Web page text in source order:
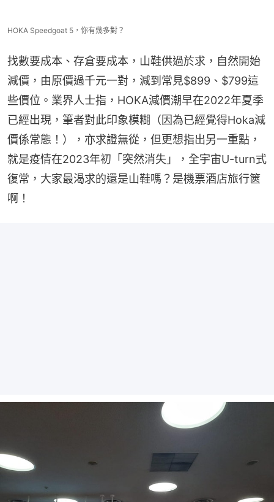
HOKA Speedgoat 5，你有幾多對？
找數要成本、存倉要成本，山鞋供過於求，自然開始
減價，由原價過千元一對，減到常見$899、$799這
些價位。業界人士指，HOKA減價潮早在2022年夏季
已經出現，筆者對此印象模糊（因為已經覺得Hoka減
價係常態！），亦求證無從，但更想指出另一重點，
就是疫情在2023年初「突然消失」，全宇宙U-turn式
復常，大家最渴求的還是山鞋嗎？是機票酒店旅行篋
啊！